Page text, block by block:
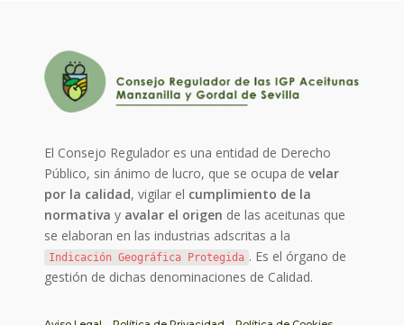
El Consejo Regulador es una entidad de Derecho
Público, sin ánimo de lucro, que se ocupa develar
por la calidad, vigilar el cumplimiento de la
normativa y avalar el origen de las aceitunas que
se elaboran en las industrias adscritas a la
Indicación Geográfica Protegida . Es el órgano de
gestión de dichas denominaciones de Calidad.